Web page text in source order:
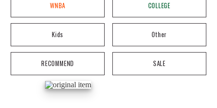
WNBA COLLEGE
Kids Other
RECOMMEND SALE